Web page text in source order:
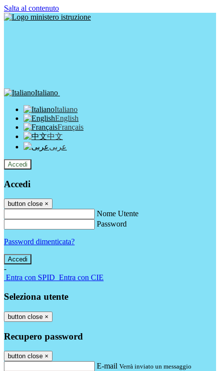
Salta al contenuto
Italiano
Italiano
English
Français
中文
عربى
Accedi
Accedi
button close ×
Nome Utente
Password
Password dimenticata?
-
Entra con SPID Entra con CIE
Seleziona utente
button close ×
Recupero password
button close ×
E-mail Verrà inviato un messaggio